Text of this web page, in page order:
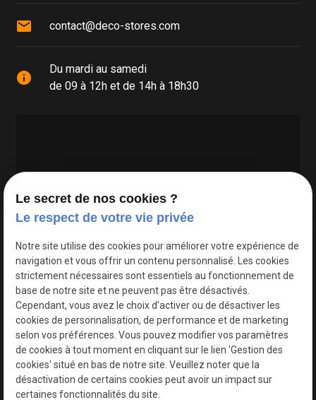
mail contact@deco-stores.com
info
Du mardi au samedi
de 09 à 12h et de 14h à 18h30
Google Maps Search API est désactivé.
Le secret de nos cookies ?
Le respect de votre vie privée
Notre site utilise des cookies pour améliorer votre expérience de
navigation et vous offrir un contenu personnalisé. Les cookies
strictement nécessaires sont essentiels au fonctionnement de
base de notre site et ne peuvent pas être désactivés.
Cependant, vous avez le choix d'activer ou de désactiver les
cookies de personnalisation, de performance et de marketing
selon vos préférences. Vous pouvez modifier vos paramètres
de cookies à tout moment en cliquant sur le lien 'Gestion des
cookies' situé en bas de notre site. Veuillez noter que la
désactivation de certains cookies peut avoir un impact sur
certaines fonctionnalités du site.